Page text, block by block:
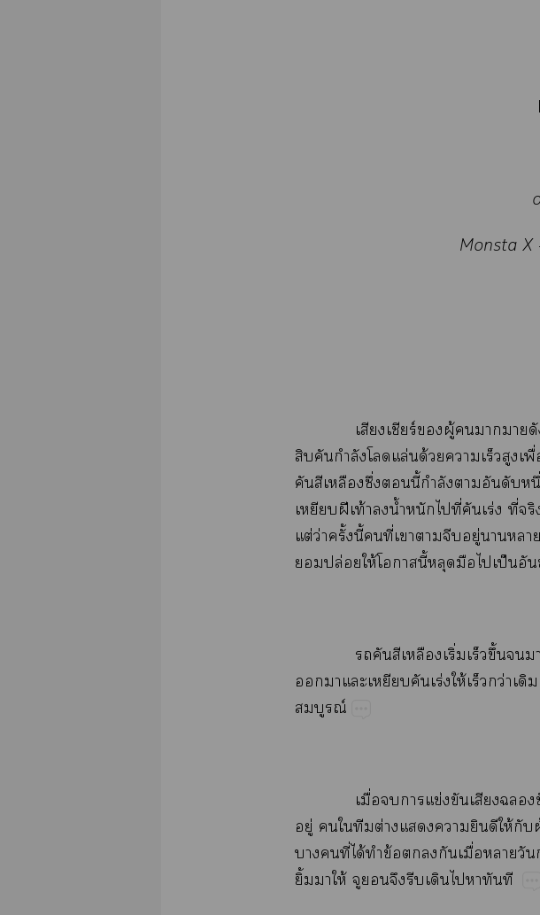
​ร์​​ู้​
​​ำ​​ล่​ด้
​​​ึ่​​ี้​ำ
​ฝี​ท้​​น้ำ​​​ี่​​ร่​ี่​
ต่​ว่​ั้​ี้​​ี่​​​​ู่​
​ปล่​ให้​​ี้​​​​ป็
​​​​ิ่​​ึ้
​​​​​ร่​ให้​​ว่
ณ์
ื่​​​ข่
ู่​​​​ต่​​​​​ให้​
​​ี่​ได้​​ข้​​​​ื่
ิ้​​ให้​​​​​​​​​